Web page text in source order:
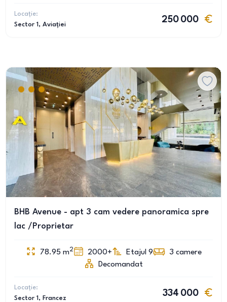
Locație:
Sector 1 , Aviației
250 000
BHB Avenue - apt 3 cam vedere panoramica spre
lac /Proprietar
78.95 m2 2000+ Etajul 9 3 camere
Decomandat
Locație:
Sector 1 , Francez
334 000